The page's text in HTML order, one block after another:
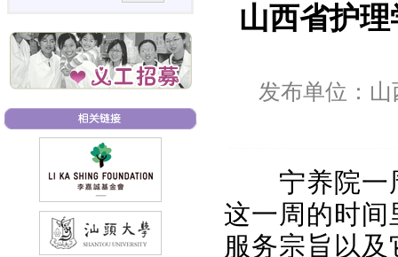
山西省护
发布单位：
宁养院一
这一周的时
服务宗旨以